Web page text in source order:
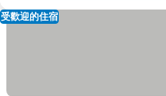
受歡迎的住宿